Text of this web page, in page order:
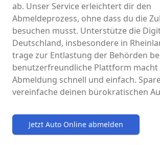
ab. Unser Service erleichtert dir den
Abmeldeprozess, ohne dass du die
besuchen musst. Unterstütze die
Deutschland, insbesondere in
trage zur Entlastung der Behörden
benutzerfreundliche Plattform macht
Abmeldung schnell und einfach.
vereinfache deinen bürokratischen
Jetzt Auto Online abmelden